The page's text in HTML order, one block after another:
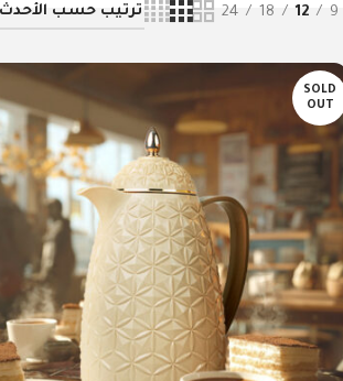
9
12
18
24
SOLD
OUT